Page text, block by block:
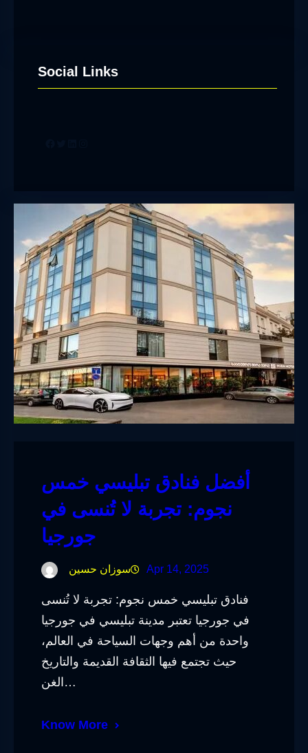
Social Links
أفضل فنادق تبليسي خمس
نجوم: تجربة لا تُنسى في
جورجيا
سوزان حسين Apr 14, 2025
فنادق تبليسي خمس نجوم: تجربة لا تُنسى
في جورجيا تعتبر مدينة تبليسي في جورجيا
واحدة من أهم وجهات السياحة في العالم،
حيث تجتمع فيها الثقافة القديمة والتاريخ
الغن…
Know More